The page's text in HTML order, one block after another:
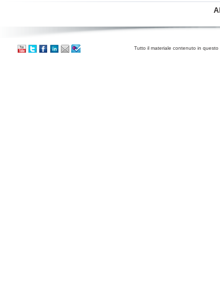
Tutto il materiale contenuto in